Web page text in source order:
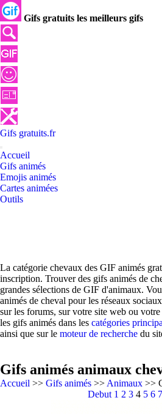
Gifs gratuits les meilleurs gifs
Gifs gratuits.fr
Accueil
Gifs animés
Emojis animés
Cartes animées
Outils
La catégorie chevaux des GIF animés
inscription. Trouver des gifs animés de
grandes sélections de GIF d'animaux.
animés de cheval pour les réseaux
sur les forums, sur votre site web ou
les gifs animés dans les catégories
ainsi que sur le moteur de recherche du
Gifs animés animaux
Accueil >> Gifs animés >> Animaux >>
Debut 1 2 3 4 5 6 7